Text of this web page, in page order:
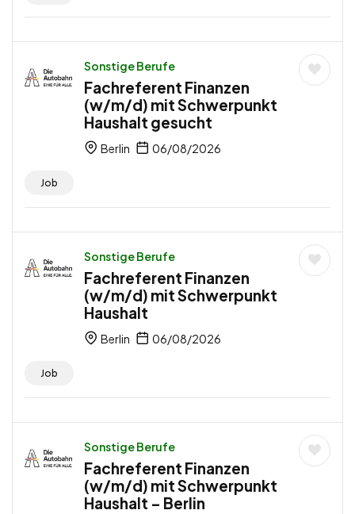
Sonstige Berufe
Fachreferent Finanzen
(w/m/d) mit Schwerpunkt
Haushalt gesucht
Berlin 06/08/2026
Job
Sonstige Berufe
Fachreferent Finanzen
(w/m/d) mit Schwerpunkt
Haushalt
Berlin 06/08/2026
Job
Sonstige Berufe
Fachreferent Finanzen
(w/m/d) mit Schwerpunkt
Haushalt – Berlin